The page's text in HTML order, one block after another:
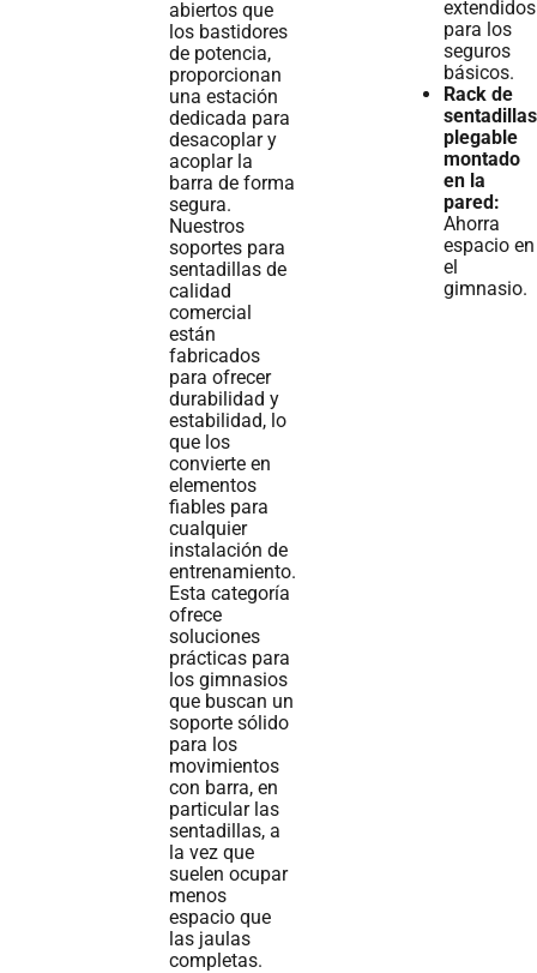
abiertos que
los bastidores
de potencia,
proporcionan
una estación
dedicada para
desacoplar y
acoplar la
barra de forma
segura.
Nuestros
soportes para
sentadillas de
calidad
comercial
están
fabricados
para ofrecer
durabilidad y
estabilidad, lo
que los
convierte en
elementos
fiables para
cualquier
instalación de
entrenamiento.
Esta categoría
ofrece
soluciones
prácticas para
los gimnasios
que buscan un
soporte sólido
para los
movimientos
con barra, en
particular las
sentadillas, a
la vez que
suelen ocupar
menos
espacio que
las jaulas
completas.
extendidos
para los
seguros
básicos.
Rack de
sentadillas
plegable
montado
en la
pared:
Ahorra
espacio en
el
gimnasio.